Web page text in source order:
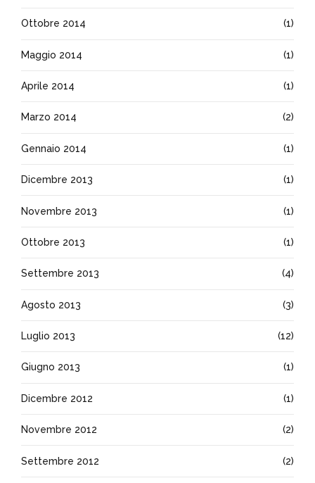
Ottobre 2014 (1)
Maggio 2014 (1)
Aprile 2014 (1)
Marzo 2014 (2)
Gennaio 2014 (1)
Dicembre 2013 (1)
Novembre 2013 (1)
Ottobre 2013 (1)
Settembre 2013 (4)
Agosto 2013 (3)
Luglio 2013 (12)
Giugno 2013 (1)
Dicembre 2012 (1)
Novembre 2012 (2)
Settembre 2012 (2)